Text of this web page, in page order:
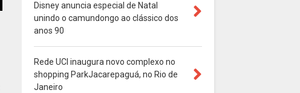
Disney anuncia especial de Natal
unindo o camundongo ao clássico dos
anos 90
Rede UCI inaugura novo complexo no
shopping ParkJacarepaguá, no Rio de
Janeiro